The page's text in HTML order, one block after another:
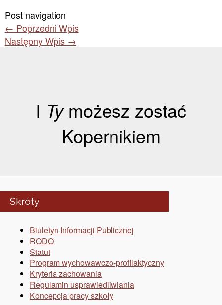
Post navigation
← Poprzedni Wpis
Następny Wpis →
I Tymożesz zostać
Kopernikiem
Skróty
Biuletyn Informacji Publicznej
RODO
Statut
Program wychowawczo-profilaktyczny
Kryteria zachowania
Regulamin usprawiedliwiania
Koncepcja pracy szkoły